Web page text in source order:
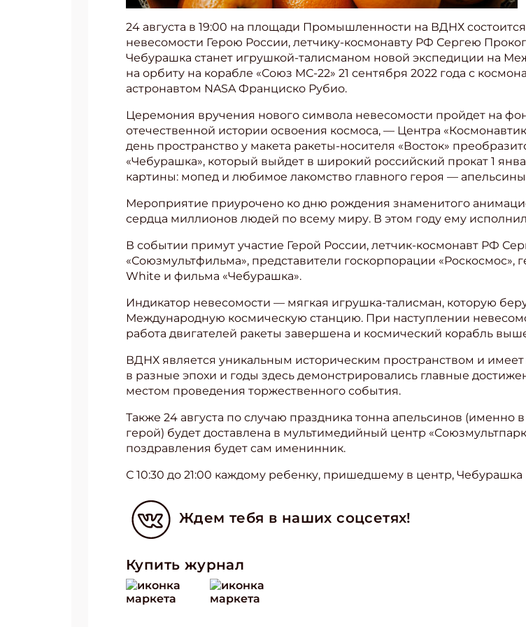
24 августа в 19:00 на площади Промышленности на ВДНХ
невесомости Герою России, летчику-космонавту РФ Сергею
Чебурашка станет игрушкой-талисманом новой экспедиции на
на орбиту на корабле «Союз МС-22» 21 сентября 2022 года с
астронавтом NASA Франциско Рубио.
Церемония вручения нового символа невесомости пройдет на
отечественной истории освоения космоса, — Центра
день пространство у макета ракеты-носителя «Восток»
«Чебурашка», который выйдет в широкий российский прокат 1
картины: мопед и любимое лакомство главного героя —
Мероприятие приурочено ко дню рождения знаменитого
сердца миллионов людей по всему миру. В этом году ему
В событии примут участие Герой России, летчик-космонавт РФ
«Союзмультфильма», представители госкорпорации «Роскосмос»,
White и фильма «Чебурашка».
Индикатор невесомости — мягкая игрушка-талисман, которую
Международную космическую станцию. При наступлении
работа двигателей ракеты завершена и космический корабль
ВДНХ является уникальным историческим пространством и
в разные эпохи и годы здесь демонстрировались главные
местом проведения торжественного события.
Также 24 августа по случаю праздника тонна апельсинов
герой) будет доставлена в мультимедийный центр
поздравления будет сам именинник.
С 10:30 до 21:00 каждому ребенку, пришедшему в центр,
Ждем тебя в наших соцсетях!
Купить журнал
Подпишись на рассылку
Получи электронный "Классный журнал" в